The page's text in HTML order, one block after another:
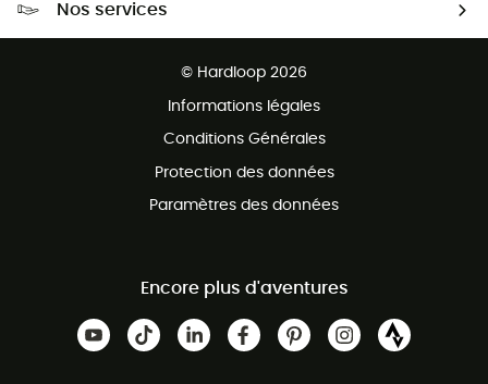
Nos services
© Hardloop 2026
Informations légales
Conditions Générales
Protection des données
Paramètres des données
Encore plus d'aventures